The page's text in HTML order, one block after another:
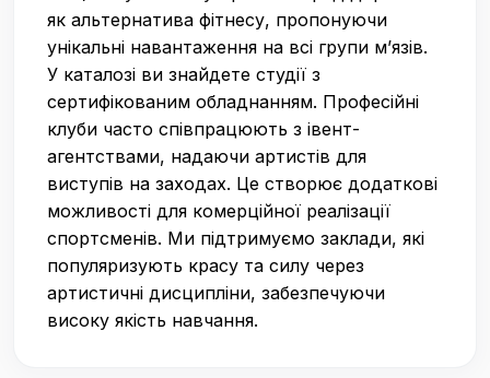
як альтернатива фітнесу, пропонуючи
унікальні навантаження на всі групи м’язів.
У каталозі ви знайдете студії з
сертифікованим обладнанням. Професійні
клуби часто співпрацюють з івент-
агентствами, надаючи артистів для
виступів на заходах. Це створює додаткові
можливості для комерційної реалізації
спортсменів. Ми підтримуємо заклади, які
популяризують красу та силу через
артистичні дисципліни, забезпечуючи
високу якість навчання.